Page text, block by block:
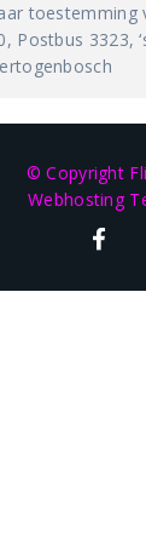
toestemming
Postbus 3323,
© Copyright
Webhosting